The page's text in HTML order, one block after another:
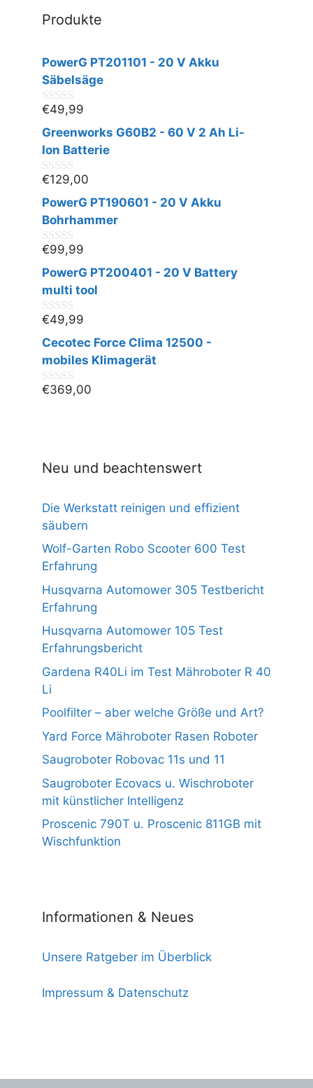
Produkte
PowerG PT201101 - 20 V Akku
Säbelsäge
0
v
o
n
€49,99
Greenworks G60B2 - 60 V 2 Ah Li-
Ion Batterie
0
v
o
n
€129,00
PowerG PT190601 - 20 V Akku
Bohrhammer
0
v
o
n
€99,99
PowerG PT200401 - 20 V Battery
multi tool
0
v
o
n
€49,99
Cecotec Force Clima 12500 -
mobiles Klimagerät
0
€369,00
Neu und beachtenswert
Die Werkstatt reinigen und effizient
säubern
Wolf-Garten Robo Scooter 600 Test
Erfahrung
Husqvarna Automower 305 Testbericht
Erfahrung
Husqvarna Automower 105 Test
Erfahrungsbericht
Gardena R40Li im Test Mähroboter R 40
Li
Poolfilter – aber welche Größe und Art?
Yard Force Mähroboter Rasen Roboter
Saugroboter Robovac 11s und 11
Saugroboter Ecovacs u. Wischroboter
mit künstlicher Intelligenz
Proscenic 790T u. Proscenic 811GB mit
Wischfunktion
Informationen & Neues
Unsere Ratgeber im Überblick
Impressum & Datenschutz